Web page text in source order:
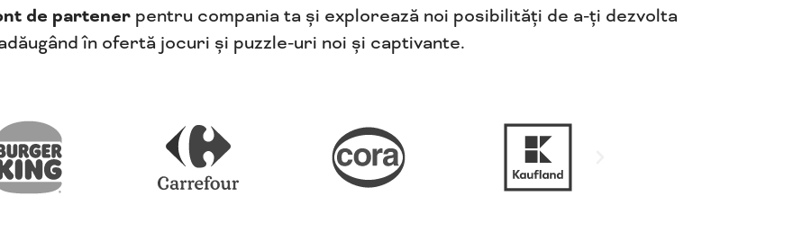
de partener pentru compania ta și explorează noi posibilități de a-ți dezvolta
în ofertă jocuri și puzzle-uri noi și captivante.